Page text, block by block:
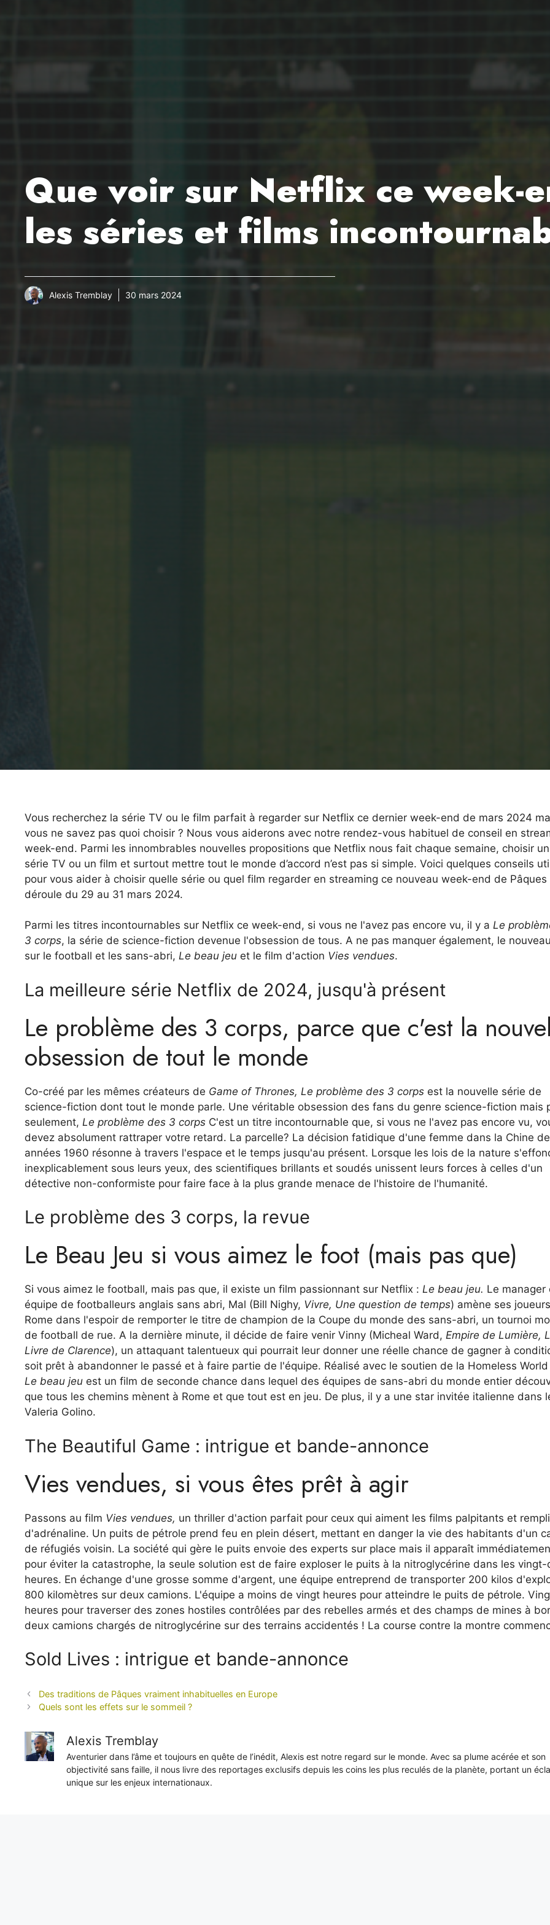
Que voir sur Netflix ce week-
les séries et films
Alexis Tremblay 30 mars 2024
Vous recherchez la série TV ou le film parfait à regarder sur Netflix ce dernier week-end de mars 2024
vous ne savez pas quoi choisir ? Nous vous aiderons avec notre rendez-vous habituel de conseil en
week-end. Parmi les innombrables nouvelles propositions que Netflix nous fait chaque semaine, choisir
série TV ou un film et surtout mettre tout le monde d’accord n’est pas si simple. Voici quelques conseils
pour vous aider à choisir quelle série ou quel film regarder en streaming ce nouveau week-end de Pâques
déroule du 29 au 31 mars 2024.
Parmi les titres incontournables sur Netflix ce week-end, si vous ne l'avez pas encore vu, il y a Le
3 corps, la série de science-fiction devenue l'obsession de tous. A ne pas manquer également, le
sur le football et les sans-abri, Le beau jeu et le film d'action Vies vendues.
La meilleure série Netflix de 2024, jusqu'à présent
Le problème des 3 corps, parce que c'est la
obsession de tout le monde
Co-créé par les mêmes créateurs de Game of Thrones, Le problème des 3 corps est la nouvelle série de
science-fiction dont tout le monde parle. Une véritable obsession des fans du genre science-fiction mais
seulement, Le problème des 3 corps C'est un titre incontournable que, si vous ne l'avez pas encore vu,
devez absolument rattraper votre retard. La parcelle? La décision fatidique d'une femme dans la Chine
années 1960 résonne à travers l'espace et le temps jusqu'au présent. Lorsque les lois de la nature
inexplicablement sous leurs yeux, des scientifiques brillants et soudés unissent leurs forces à celles d'un
détective non-conformiste pour faire face à la plus grande menace de l'histoire de l'humanité.
Le problème des 3 corps, la revue
Le Beau Jeu si vous aimez le foot (mais pas que)
Si vous aimez le football, mais pas que, il existe un film passionnant sur Netflix : Le beau jeu. Le manager
équipe de footballeurs anglais sans abri, Mal (Bill Nighy, Vivre, Une question de temps) amène ses
Rome dans l'espoir de remporter le titre de champion de la Coupe du monde des sans-abri, un tournoi
de football de rue. A la dernière minute, il décide de faire venir Vinny (Micheal Ward, Empire de Lumière,
Livre de Clarence), un attaquant talentueux qui pourrait leur donner une réelle chance de gagner à
soit prêt à abandonner le passé et à faire partie de l'équipe. Réalisé avec le soutien de la Homeless World
Le beau jeu est un film de seconde chance dans lequel des équipes de sans-abri du monde entier
que tous les chemins mènent à Rome et que tout est en jeu. De plus, il y a une star invitée italienne dans
Valeria Golino.
The Beautiful Game : intrigue et bande-annonce
Vies vendues, si vous êtes prêt à agir
Passons au film Vies vendues, un thriller d'action parfait pour ceux qui aiment les films palpitants et
d'adrénaline. Un puits de pétrole prend feu en plein désert, mettant en danger la vie des habitants d'un
de réfugiés voisin. La société qui gère le puits envoie des experts sur place mais il apparaît
pour éviter la catastrophe, la seule solution est de faire exploser le puits à la nitroglycérine dans les vingt-
heures. En échange d'une grosse somme d'argent, une équipe entreprend de transporter 200 kilos
800 kilomètres sur deux camions. L'équipe a moins de vingt heures pour atteindre le puits de pétrole.
heures pour traverser des zones hostiles contrôlées par des rebelles armés et des champs de mines à
deux camions chargés de nitroglycérine sur des terrains accidentés ! La course contre la montre
Sold Lives : intrigue et bande-annonce
Des traditions de Pâques vraiment inhabituelles en Europe
Quels sont les effets sur le sommeil ?
Alexis Tremblay
Aventurier dans l’âme et toujours en quête de l’inédit, Alexis est notre regard sur le monde. Avec sa plume acérée et son
objectivité sans faille, il nous livre des reportages exclusifs depuis les coins les plus reculés de la planète, portant un
unique sur les enjeux internationaux.